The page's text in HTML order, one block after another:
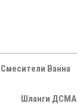
Смесители Ванна
Шланги ДСМА